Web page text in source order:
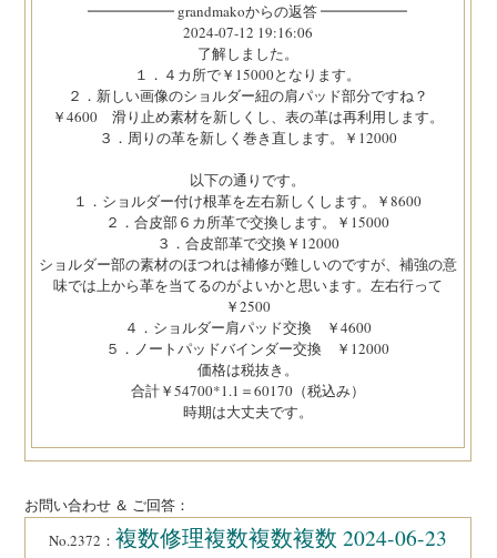
━━━━━━ grandmakoからの返答 ━━━━━━
2024-07-12 19:16:06
了解しました。
１．４カ所で￥15000となります。
２．新しい画像のショルダー紐の肩パッド部分ですね？
￥4600 滑り止め素材を新しくし、表の革は再利用します。
３．周りの革を新しく巻き直します。￥12000
以下の通りです。
１．ショルダー付け根革を左右新しくします。￥8600
２．合皮部６カ所革で交換します。￥15000
３．合皮部革で交換￥12000
ショルダー部の素材のほつれは補修が難しいのですが、補強の意
味では上から革を当てるのがよいかと思います。左右行って
￥2500
４．ショルダー肩パッド交換 ￥4600
５．ノートパッドバインダー交換 ￥12000
価格は税抜き。
合計￥54700*1.1＝60170（税込み）
時期は大丈夫です。
お問い合わせ ＆ ご回答：
No.2372：複数修理複数複数複数 2024-06-23